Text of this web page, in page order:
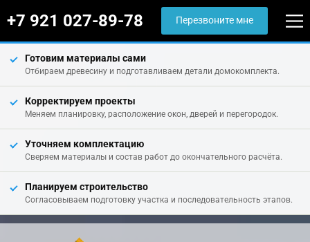
+7 921 027-89-78 Перезвоните мне
Готовим материалы сами
Отбираем древесину и подготавливаем детали домокомплекта.
Корректируем проекты
Меняем планировку, расположение окон, дверей и перегородок.
Уточняем комплектацию
Сверяем материалы и состав работ до окончательного расчёта.
Планируем строительство
Согласовываем подготовку участка и последовательность этапов.